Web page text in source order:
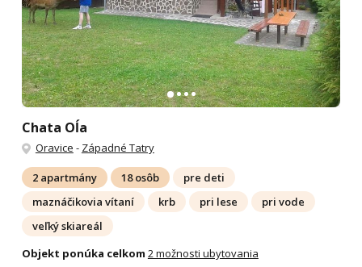
Chata Oĺa
Oravice - Západné Tatry
2 apartmány 18 osôb
pre deti
maznáčikovia vítaní
krb pri lese
pri vode
veľký skiareál
Objekt ponúka celkom 2 možnosti ubytovania